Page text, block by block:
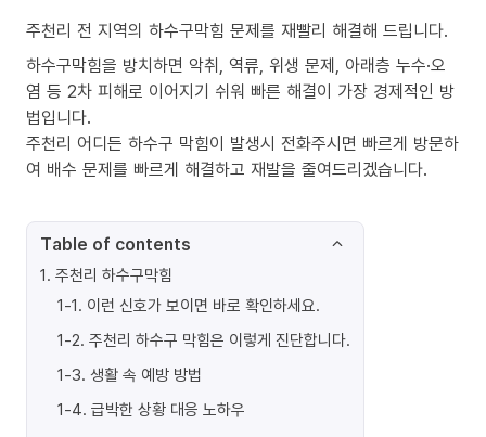
주천리 전 지역의 하수구막힘 문제를 재빨리 해결해 드립니다.
하수구막힘을 방치하면 악취, 역류, 위생 문제, 아래층 누수·오
염 등 2차 피해로 이어지기 쉬워 빠른 해결이 가장 경제적인 방
법입니다.
주천리 어디든 하수구 막힘이 발생시 전화주시면 빠르게 방문하
여 배수 문제를 빠르게 해결하고 재발을 줄여드리겠습니다.
Table of contents
1. 주천리 하수구막힘
1-1. 이런 신호가 보이면 바로 확인하세요.
1-2. 주천리 하수구 막힘은 이렇게 진단합니다.
1-3. 생활 속 예방 방법
1-4. 급박한 상황 대응 노하우